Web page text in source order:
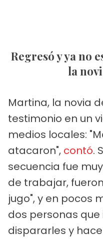
Regresó y ya no estaba: la narración de
la
Martina, la novia
testimonio en un
medios locales:
atacaron", contó.
secuencia fue
de trabajar,
jugo", y en pocos
dos personas
dispararles y